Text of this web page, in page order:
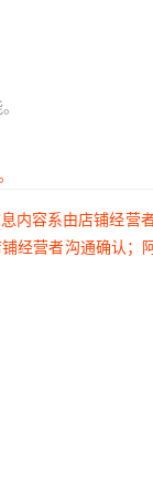
内容系由店铺经营
经营者沟通确认；